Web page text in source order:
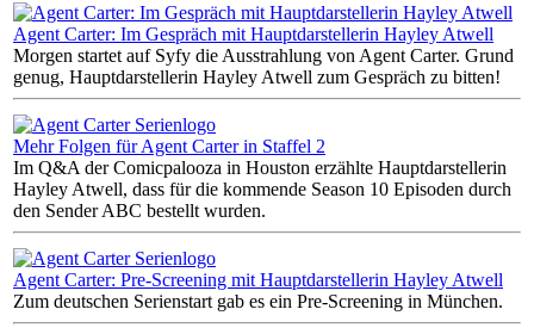
Agent Carter: Im Gespräch mit Hauptdarstellerin Hayley Atwell
Morgen startet auf Syfy die Ausstrahlung von Agent Carter. Grund
genug, Hauptdarstellerin Hayley Atwell zum Gespräch zu bitten!
Mehr Folgen für Agent Carter in Staffel 2
Im Q&A der Comicpalooza in Houston erzählte Hauptdarstellerin
Hayley Atwell, dass für die kommende Season 10 Episoden durch
den Sender ABC bestellt wurden.
Agent Carter: Pre-Screening mit Hauptdarstellerin Hayley Atwell
Zum deutschen Serienstart gab es ein Pre-Screening in München.